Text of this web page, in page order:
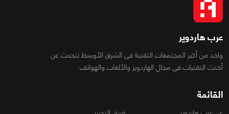
عرب هاردوير
واحد من أكبر المجتمعات التقنية فى الشرق الأوسط تتحدث عن
أحدث التقنيات فى مجال الهاردوير والألعاب والهواتف
القائمة